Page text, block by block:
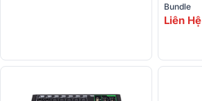
Bundle
Liên Hệ